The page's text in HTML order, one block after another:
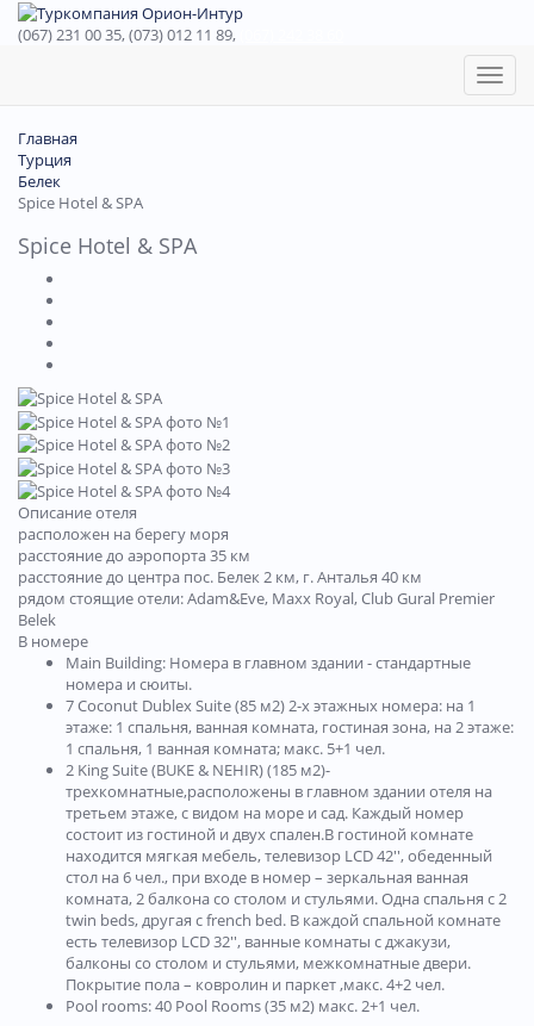
(067) 231 00 35, (073) 012 11 89,
Toggle
Главная
Турция
Белек
Spice Hotel & SРА
Spice Hotel & SРА
Описание отеля
расположен на берегу моря
расстояние до аэропорта 35 км
расстояние до центра пос. Белек 2 км, г. Анталья 40 км
рядом стоящие отели: Adam&Eve, Maxx Royal, Club Gural Premier
Belek
В номере
Main Building: Номера в главном здании - стандартные
номера и сюиты.
7 Coconut Dublex Suite (85 м2) 2-х этажных номера: на 1
этаже: 1 спальня, ванная комната, гостиная зона, на 2 этаже:
1 спальня, 1 ванная комната; макс. 5+1 чел.
2 King Suite (BUKE & NEHIR) (185 м2)-
трехкомнатные,расположены в главном здании отеля на
третьем этаже, c видом на море и сад. Каждый номер
состоит из гостиной и двух спален.В гостиной комнате
находится мягкая мебель, телевизор LCD 42'', обеденный
стол на 6 чел., при входе в номер – зеркальная ванная
комната, 2 балкона со столом и стульями. Одна спальня с 2
twin beds, другая с french bed. В каждой спальной комнате
есть телевизор LCD 32'', ванные комнаты с джакузи,
балконы со столом и стульями, межкомнатные двери.
Покрытие пола – ковролин и паркет ,макс. 4+2 чел.
Pool rooms: 40 Pool Rooms (35 м2) макс. 2+1 чел.